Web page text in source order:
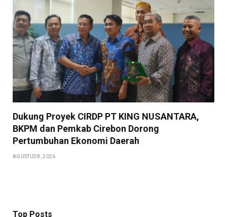
Dukung Proyek CIRDP PT KING NUSANTARA,
BKPM dan Pemkab Cirebon Dorong
Pertumbuhan Ekonomi Daerah
AGUSTUS 8, 2026
Top Posts